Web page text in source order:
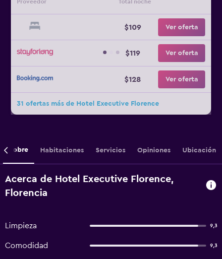
Proveedor Total noche
$109 Ver oferta
$119 Ver oferta
$128 Ver oferta
31 ofertas más de Hotel Executive Florence
Sobre Habitaciones Servicios Opiniones Ubicación
Acerca de Hotel Executive Florence,
Florencia
Limpieza 9,3
Comodidad 9,3